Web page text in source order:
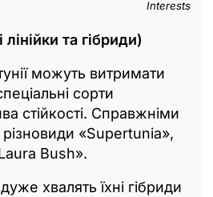
Interests
та гібриди)
можуть витримати
сорти
стійкості. Справжніми
«Supertunia»,
Bush».
хвалять їхні гібриди